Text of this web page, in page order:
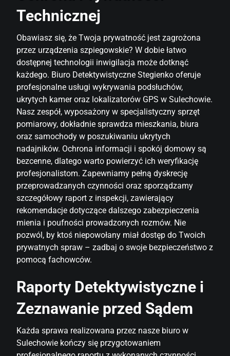
Technicznej
Obawiasz się, że Twoja prywatność jest zagrożona
przez urządzenia szpiegowskie? W dobie łatwo
dostępnej technologii inwigilacja może dotknąć
każdego. Biuro Detektywistyczne Stegienko oferuje
profesjonalne usługi wykrywania podsłuchów,
ukrytych kamer oraz lokalizatorów GPS w Sulechowie.
Nasz zespół, wyposażony w specjalistyczny sprzęt
pomiarowy, dokładnie sprawdza mieszkania, biura
oraz samochody w poszukiwaniu ukrytych
nadajników. Ochrona informacji i spokój domowy są
bezcenne, dlatego warto powierzyć ich weryfikację
profesjonalistom. Zapewniamy pełną dyskrecję
przeprowadzanych czynności oraz sporządzamy
szczegółowy raport z inspekcji, zawierający
rekomendacje dotyczące dalszego zabezpieczenia
mienia i poufności prowadzonych rozmów. Nie
pozwól, by ktoś niepowołany miał dostęp do Twoich
prywatnych spraw – zadbaj o swoje bezpieczeństwo z
pomocą fachowców.
Raporty Detektywistyczne i
Zeznawanie przed Sądem
Każda sprawa realizowana przez nasze biuro w
Sulechowie kończy się przygotowaniem